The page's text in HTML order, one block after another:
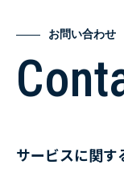
お問い合わせ
サービスに関す